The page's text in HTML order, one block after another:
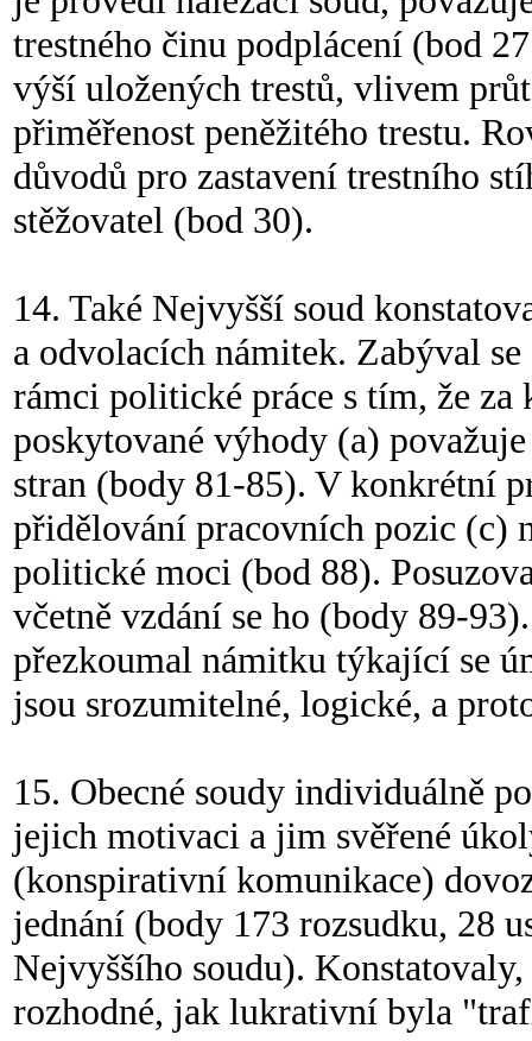
trestného činu podplácení (bod
výší uložených trestů, vlivem
přiměřenost peněžitého trestu.
důvodů pro zastavení trestního
stěžovatel (bod 30).
14. Také Nejvyšší soud
a odvolacích námitek. Zabýval
rámci politické práce s tím, že
poskytované výhody (a)
stran (body 81-85). V konkrétní
přidělování pracovních pozic (c)
politické moci (bod 88).
včetně vzdání se ho (body 89-
přezkoumal námitku týkající se
jsou srozumitelné, logické, a
15. Obecné soudy individuálně
jejich motivaci a jim svěřené
(konspirativní komunikace)
jednání (body 173 rozsudku, 28
Nejvyššího soudu).
rozhodné, jak lukrativní byla